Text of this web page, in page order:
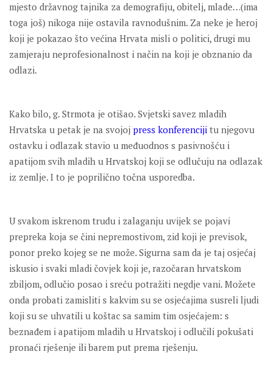
mjesto državnog tajnika za demografiju, obitelj, mlade…(ima
toga još) nikoga nije ostavila ravnodušnim. Za neke je heroj
koji je pokazao što većina Hrvata misli o politici, drugi mu
zamjeraju neprofesionalnost i način na koji je obznanio da
odlazi.
Kako bilo, g. Strmota je otišao. Svjetski savez mladih
Hrvatska u petak je na svojoj press konferenciji tu njegovu
ostavku i odlazak stavio u međuodnos s pasivnošću i
apatijom svih mladih u Hrvatskoj koji se odlučuju na odlazak
iz zemlje. I to je poprilično točna usporedba.
U svakom iskrenom trudu i zalaganju uvijek se pojavi
prepreka koja se čini nepremostivom, zid koji je previsok,
ponor preko kojeg se ne može. Sigurna sam da je taj osjećaj
iskusio i svaki mladi čovjek koji je, razočaran hrvatskom
zbiljom, odlučio posao i sreću potražiti negdje vani. Možete
onda probati zamisliti s kakvim su se osjećajima susreli ljudi
koji su se uhvatili u koštac sa samim tim osjećajem: s
beznađem i apatijom mladih u Hrvatskoj i odlučili pokušati
pronaći rješenje ili barem put prema rješenju.